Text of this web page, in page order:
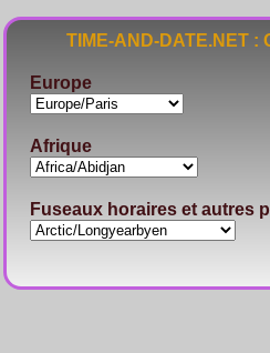
TIME-AND-DATE.NET
Europe
Afrique
Fuseaux horaires et autres